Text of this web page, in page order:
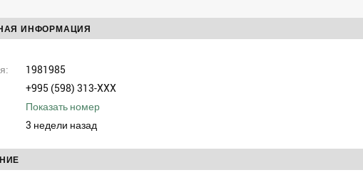
ИНФОРМАЦИЯ
1981985
+995 (598) 313-XXX
Показать номер
3 недели назад